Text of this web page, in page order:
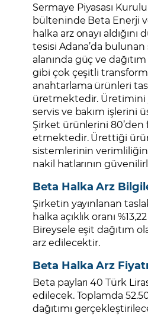
Sermaye Piyasası
bülteninde Beta Enerji
halka arz onayı
tesisi Adana’da
alanında güç ve
gibi çok çeşitli
anahtarlama ürünleri
üretmektedir. Üretimini
servis ve bakım işlerini
Şirket ürünlerini 80’den
etmektedir. Ürettiği
sistemlerinin
nakil hatlarının
Beta Halka Arz
Şirketin yayınlanan
halka açıklık oranı
Bireysele eşit dağıtım
arz edilecektir.
Beta Halka Arz
Beta payları 40 Türk
edilecek. Toplamda
dağıtımı